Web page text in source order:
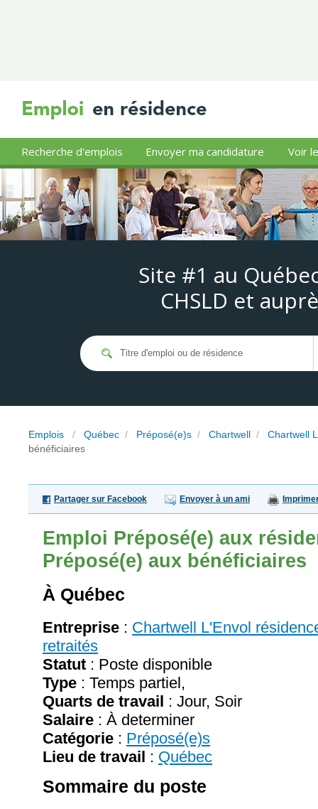
Recherche d'emplois Envoyer ma candidature Voir
Site #1 au
CHSLD et
Emplois / Québec / Préposé(e)s / Chartwell /
Chartwell
bénéficiaires
Partager sur Facebook Envoyer à un ami
Emploi Préposé(e) aux
Préposé(e) aux bénéficiaires
À Québec
Entreprise : Chartwell L'Envol
retraités
Statut : Poste disponible
Type : Temps partiel,
Quarts de travail : Jour, Soir
Salaire : À determiner
Catégorie : Préposé(e)s
Lieu de travail : Québec
Sommaire du poste